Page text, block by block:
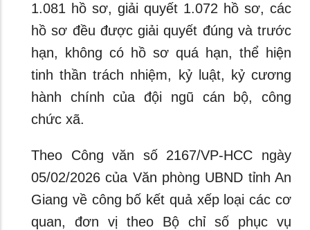
1.081 hồ sơ, giải quyết 1.072 hồ sơ, các
hồ sơ đều được giải quyết đúng và trước
hạn, không có hồ sơ quá hạn, thể hiện
tinh thần trách nhiệm, kỷ luật, kỷ cương
hành chính của đội ngũ cán bộ, công
chức xã.
Theo Công văn số 2167/VP-HCC ngày
05/02/2026 của Văn phòng UBND tỉnh An
Giang về công bố kết quả xếp loại các cơ
quan, đơn vị theo Bộ chỉ số phục vụ